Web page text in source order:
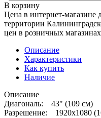
В корзину
Цена в интернет-магазине
территории
цен в розничных магазинах
Описание
Характеристики
Как купить
Наличие
Описание
Диагональ: 43" (109 см)
Разрешение: 1920x1080